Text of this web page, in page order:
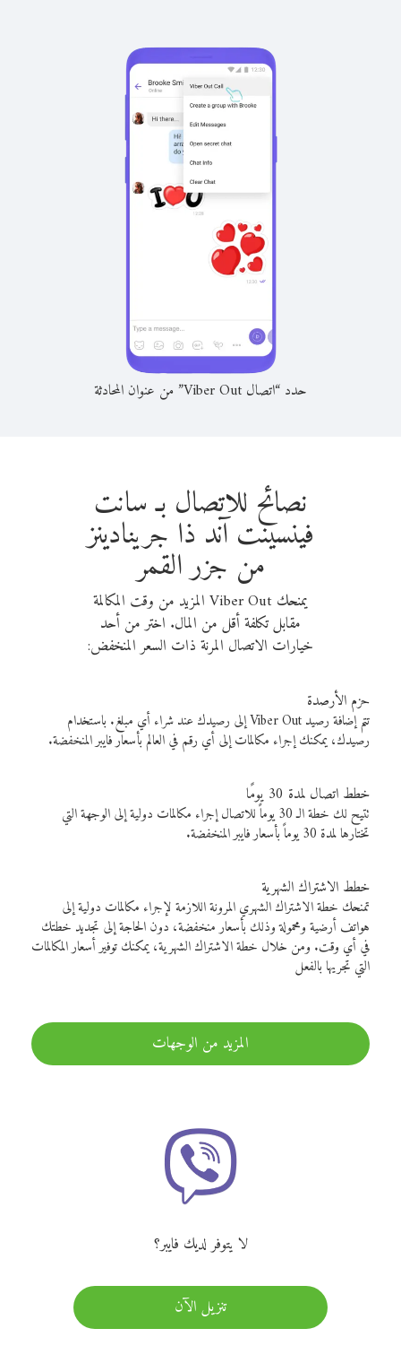
حدد “اتصال Viber Out” من عنوان المحادثة
نصائح للاتصال بـ سانت
فينسينت آند ذا جرينادينز
من جزر القمر
يمنحك Viber Out المزيد من وقت المكالمة
مقابل تكلفة أقل من المال. اختر من أحد
خيارات الاتصال المرنة ذات السعر المنخفض:
حزم الأرصدة
تتم إضافة رصيد Viber Out إلى رصيدك عند شراء أي مبلغ. باستخدام
رصيدك، يمكنك إجراء مكالمات إلى أي رقم في العالم بأسعار فايبر المنخفضة.
خطط اتصال لمدة 30 يومًا
تتيح لك خطة الـ 30 يوماً للاتصال إجراء مكالمات دولية إلى الوجهة التي
تختارها لمدة 30 يوماً بأسعار فايبر المنخفضة.
خطط الاشتراك الشهرية
تمنحك خطة الاشتراك الشهري المرونة اللازمة لإجراء مكالمات دولية إلى
هواتف أرضية ومحمولة وذلك بأسعار منخفضة، دون الحاجة إلى تجديد خطتك
في أي وقت. ومن خلال خطة الاشتراك الشهرية، يمكنك توفير أسعار المكالمات
التي تجريها بالفعل
المزيد من الوجهات
لا يتوفر لديك فايبر؟
تنزيل الآن